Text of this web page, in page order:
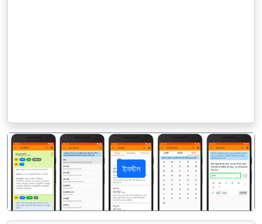
ইনস্টল
पिछला अगला